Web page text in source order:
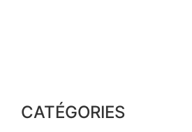
CATÉGORIES